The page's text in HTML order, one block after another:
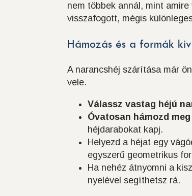
nem többek annál, mint
visszafogott, mégis
Hámozás és a formák
A narancshéj szárítása már
vele.
Válassz vastag héjú
Óvatosan hámozd meg
héjdarabokat kapj.
Helyezd a héjat egy
egyszerű geometrikus
Ha nehéz átnyomni a
nyelével segíthetsz rá.